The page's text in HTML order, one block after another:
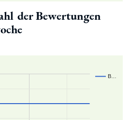
der Bewertungen
B…